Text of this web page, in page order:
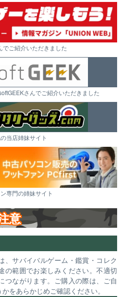
でご紹介いただきました
さんでご紹介いただきました
当店姉妹サイト
専門の姉妹サイト
意
、サバイバルゲーム・鑑賞・コレク
の範囲でお楽しみください。不適切
つながります。ご購入の際は、ご自
をあらかじめご確認ください。